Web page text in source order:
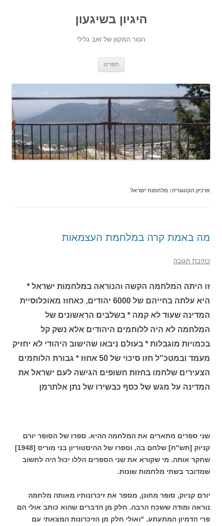
היגיון בשיגעון
הטור המקוון של זאב גלילי
תפריט
ארכיון הקטגוריה: מלחמות ישראל
מה באמת קרה במלחמת העצמאות
כתיבת תגובה
זו היתה המלחמה הקשה והנוראה במלחמות ישראל *
היא עלתה בחייהם של 6000 יהודים, כאחוז מאוכלוסיית
המדינה שעוד לא קמה * בשלבים הראשונים של
המלחמה לא היה ללוחמים היהודים אלא נשק קל
בכמויות מוגבלות * בעולם ניבאו שהישוב היהודי לא יחזיק
מעמד ובמטכ"ל חזו סיכוי של 50 אחוז * גבורת הלוחמים
הצעירים שלחמו בחזות חשופים הגישה לעם ישראל את
המדינה על מגש של כסף כבשירו של נתן אלתרמן
שני ספרים מתארים את המלחמה ההיא. ספרו של הסופר יורם
קניוק [תש"ח] שלחם בה, וספרו של ההיסטוריון בני מוריס [1948]
שחקר אותה. מי שקורא את שני הספרים הללו יכול היה לחשוב
שמדובר בשתי מלחמות שונות.
יורם קניוק, סופר מחונן, מספר את זיכרונותיו מאותה מלחמה
נוראה ומודה ששכח הרבה. חלק מן הדברים שהוא כותב אולי הם
פרי הדמיון המתעתע. "ואולי חלק מן הזיכרונות המצאתי עם